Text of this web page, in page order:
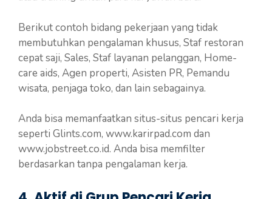
Berikut contoh bidang pekerjaan yang tidak
membutuhkan pengalaman khusus, Staf restoran
cepat saji, Sales, Staf layanan pelanggan, Home-
care aids, Agen properti, Asisten PR, Pemandu
wisata, penjaga toko, dan lain sebagainya.
Anda bisa memanfaatkan situs-situs pencari kerja
seperti Glints.com, www.karirpad.com dan
www.jobstreet.co.id. Anda bisa memfilter
berdasarkan tanpa pengalaman kerja.